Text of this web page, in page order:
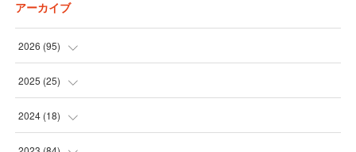
アーカイブ
2026 (95)
(5
(31 )
(28
2025 (25)
(3
(19 )
2024(18)